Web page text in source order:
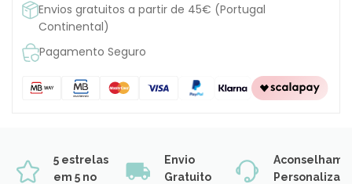
Envios gratuitos a partir de 45€ (Portugal
Continental)
Pagamento Seguro
5 estrelas
em 5 no
Envio
Gratuito